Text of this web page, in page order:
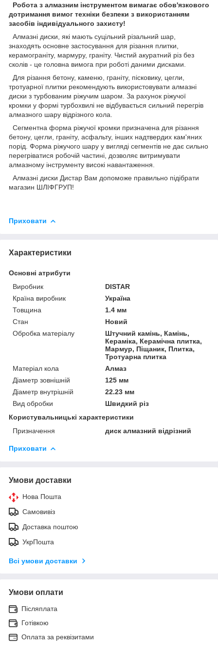
Робота з алмазним інструментом вимагає обов'язкового
дотримання вимог техніки безпеки з використанням
засобів індивідуального захисту!
Алмазні диски, які мають суцільний різальний шар,
знаходять основне застосування для різання плитки,
керамограніту, мармуру, граніту. Чистий акуратний різ без
сколів - це головна вимога при роботі даними дисками.
Для різання бетону, каменю, граніту, пісковику, цегли,
тротуарної плитки рекомендують використовувати алмазні
диски з турбованим ріжучим шаром. За рахунок ріжучої
кромки у формі турбохвилі не відбувається сильний перегрів
алмазного шару відрізного кола.
Сегментна форма ріжучої кромки призначена для різання
бетону, цегли, граніту, асфальту, інших надтвердих кам'яних
порід. Форма ріжучого шару у вигляді сегментів не дає сильно
перегріватися робочій частині, дозволяє витримувати
алмазному інструменту високі навантаження.
Алмазні диски Дистар Вам допоможе правильно підібрати
магазин ШЛІФГРУП!
Приховати
Характеристики
Основні атрибути
Виробник
DISTAR
Країна виробник
Україна
Товщина
1.4 мм
Стан
Новий
Обробка матеріалу
Штучний камінь, Камінь,
Кераміка, Керамічна плитка,
Мармур, Піщаник, Плитка,
Тротуарна плитка
Матеріал кола
Алмаз
Діаметр зовнішній
125 мм
Діаметр внутрішній
22.23 мм
Вид обробки
Швидкий різ
Користувальницькі характеристики
Призначення
диск алмазний відрізний
Приховати
Умови доставки
Нова Пошта
Самовивіз
Доставка поштою
УкрПошта
Всі умови доставки
Умови оплати
Післяплата
Готівкою
Оплата за реквізитами